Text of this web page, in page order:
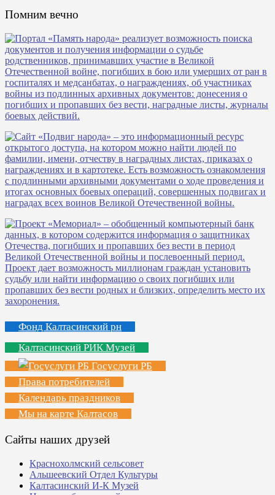
Помним вечно
Фонд Калтасинский рн
Калтасинский РИК Музей
Госуслуги РБ
Права потребителей
Календарь праздников
Мы на карте Калтасов
Сайты наших друзей
Краснохолмский сельсовет
Альшеевский Отдел Культуры
Калтасинский И-К Музей